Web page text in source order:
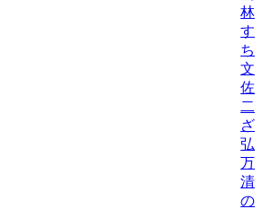
林
す
ち
文
佐
二
ざ
弘/
万
清
の/